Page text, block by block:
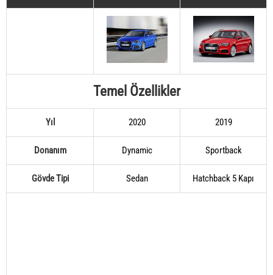
Temel Özellikler
Yıl 2020 2019
Donanım Dynamic Sportback
Gövde Tipi Sedan Hatchback 5 Kapı